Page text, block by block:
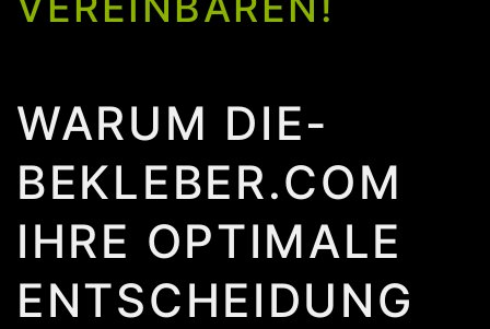
WARUM DIE-
BEKLEBER.COM
IHRE OPTIMALE
ENTSCHEIDUNG